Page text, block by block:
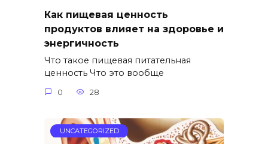
Как пищевая ценность
продуктов влияет на здоровье и
энергичность
Что такое пищевая питательная
ценность Что это вообще
0 28
UNCATEGORIZED